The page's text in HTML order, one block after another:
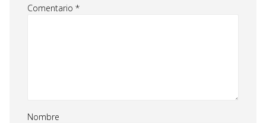
Comentario *
Nombre